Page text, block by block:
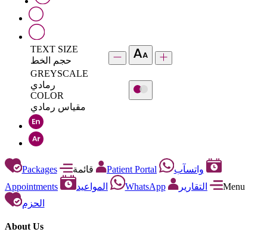
TEXT SIZE
حجم الخط
GREYSCALE
رمادي
COLOR
مقياس رمادي
Packages Patient Portal
واتسآب
Appointments
المواعيد WhatsApp التقارير
Menu
الحزم
About Us